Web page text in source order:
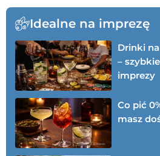
Idealne na imprezę
Drinki
–
imprezy
Co pić
masz